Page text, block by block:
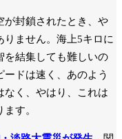
が封鎖されたとき、や
りません。海上5キロに
を結集しても難しいの
ドは速く、あのよう
なく、やはり、これは
す。